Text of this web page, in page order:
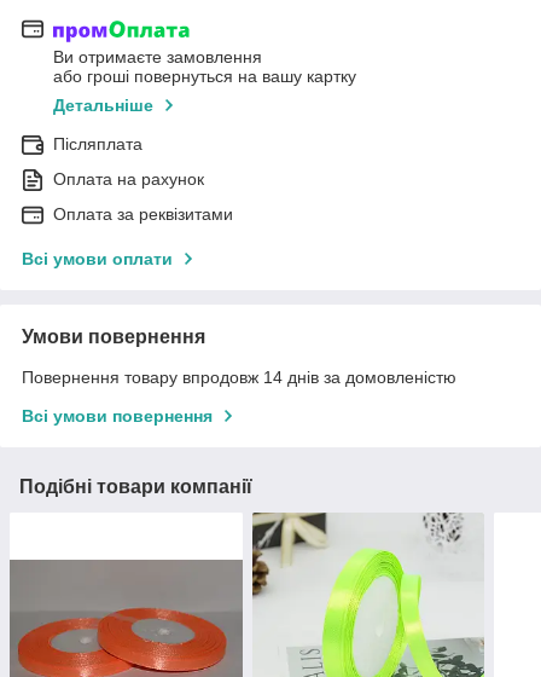
Ви отримаєте замовлення
або гроші повернуться на вашу картку
Детальніше
Післяплата
Оплата на рахунок
Оплата за реквізитами
Всі умови оплати
Умови повернення
Повернення товару впродовж 14 днів за домовленістю
Всі умови повернення
Подібні товари компанії